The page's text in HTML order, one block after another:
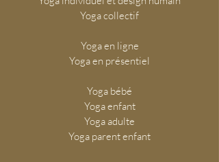
Yoga collectif
Yoga en ligne
Yoga en présentiel
Yoga bébé
Yoga enfant
Yoga adulte
Yoga parent enfant